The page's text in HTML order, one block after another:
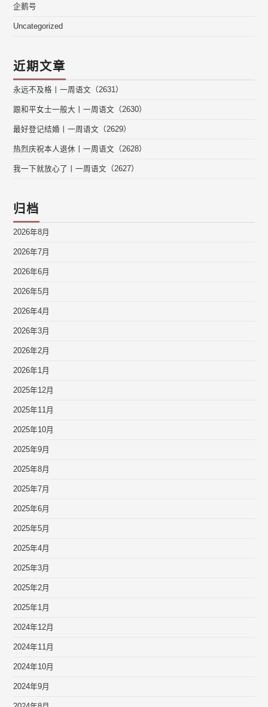
企鹅号
Uncategorized
近期文章
永远不及格丨一周语文（2631）
跟和平女士一般大丨一周语文（2630）
最好登记结婚丨一周语文（2629）
热烈庆祝本人退休丨一周语文（2628）
我一下就放心了丨一周语文（2627）
归档
2026年8月
2026年7月
2026年6月
2026年5月
2026年4月
2026年3月
2026年2月
2026年1月
2025年12月
2025年11月
2025年10月
2025年9月
2025年8月
2025年7月
2025年6月
2025年5月
2025年4月
2025年3月
2025年2月
2025年1月
2024年12月
2024年11月
2024年10月
2024年9月